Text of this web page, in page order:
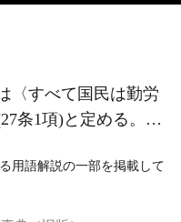
〈すべて国民は勤労
条1項)と定める。…
用語解説の一部を掲載して